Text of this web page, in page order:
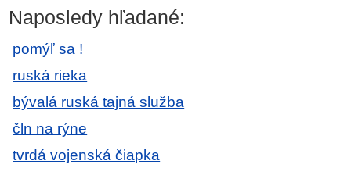
Naposledy hľadané:
pomýľ sa !
ruská rieka
bývalá ruská tajná služba
čln na rýne
tvrdá vojenská čiapka